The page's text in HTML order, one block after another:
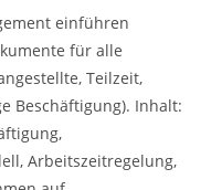
einführen
für alle
Teilzeit,
Beschäftigung). Inhalt:
Arbeitszeitregelung,